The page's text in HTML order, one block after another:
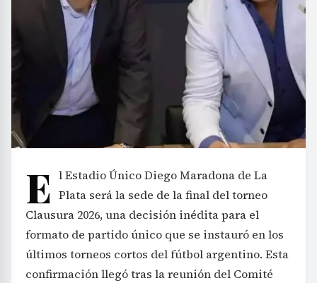
E l Estadio Único Diego Maradona de La
Plata será la sede de la final del torneo
Clausura 2026, una decisión inédita para el
formato de partido único que se instauró en los
últimos torneos cortos del fútbol argentino. Esta
confirmación llegó tras la reunión del Comité